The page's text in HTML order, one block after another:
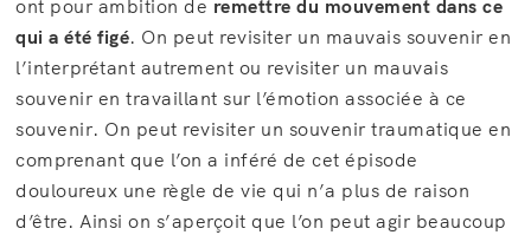
ont pour ambition de remettre du mouvement dans ce
qui a été figé. On peut revisiter un mauvais souvenir en
l’interprétant autrement ou revisiter un mauvais
souvenir en travaillant sur l’émotion associée à ce
souvenir. On peut revisiter un souvenir traumatique en
comprenant que l’on a inféré de cet épisode
douloureux une règle de vie qui n’a plus de raison
d’être. Ainsi on s’aperçoit que l’on peut agir beaucoup